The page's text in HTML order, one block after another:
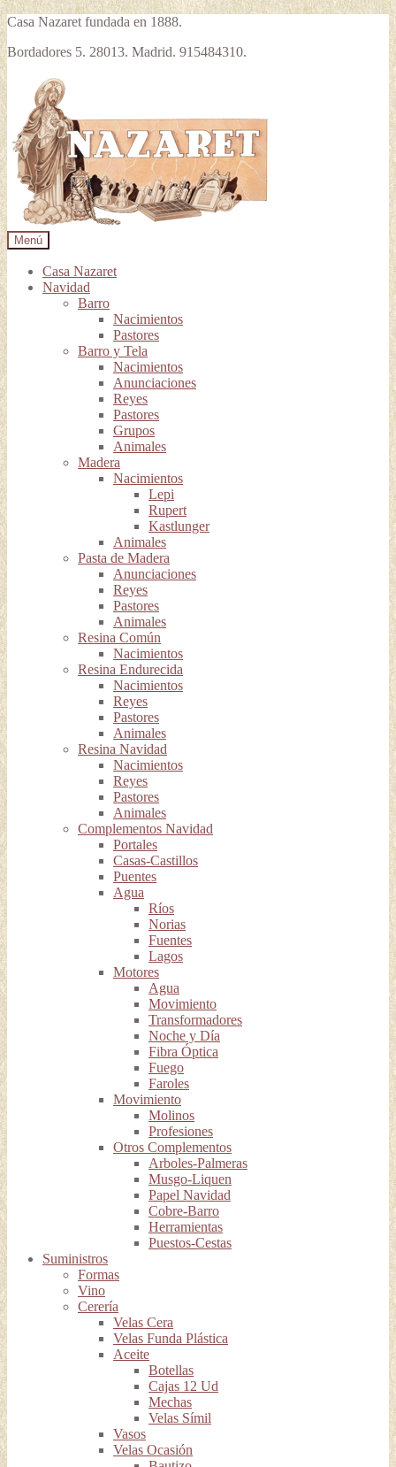
Casa Nazaret fundada en 1888.
Bordadores 5. 28013. Madrid. 915484310.
la
navegación
contenido
Menú
Casa Nazaret
Navidad
Barro
Nacimientos
Pastores
Barro y Tela
Nacimientos
Anunciaciones
Reyes
Pastores
Grupos
Animales
Madera
Nacimientos
Lepi
Rupert
Kastlunger
Animales
Pasta de Madera
Anunciaciones
Reyes
Pastores
Animales
Resina Común
Nacimientos
Resina Endurecida
Nacimientos
Reyes
Pastores
Animales
Resina Navidad
Nacimientos
Reyes
Pastores
Animales
Complementos Navidad
Portales
Casas-Castillos
Puentes
Agua
Ríos
Norias
Fuentes
Lagos
Motores
Agua
Movimiento
Transformadores
Noche y Día
Fibra Óptica
Fuego
Faroles
Movimiento
Molinos
Profesiones
Otros Complementos
Arboles-Palmeras
Musgo-Liquen
Papel Navidad
Cobre-Barro
Herramientas
Puestos-Cestas
Suministros
Formas
Vino
Cerería
Velas Cera
Velas Funda Plástica
Aceite
Botellas
Cajas 12 Ud
Mechas
Velas Símil
Vasos
Velas Ocasión